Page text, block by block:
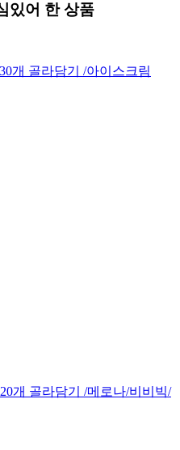
있어 한 상품
개 골라담기 /아이스크림
개 골라담기 /메로나/비비빅/